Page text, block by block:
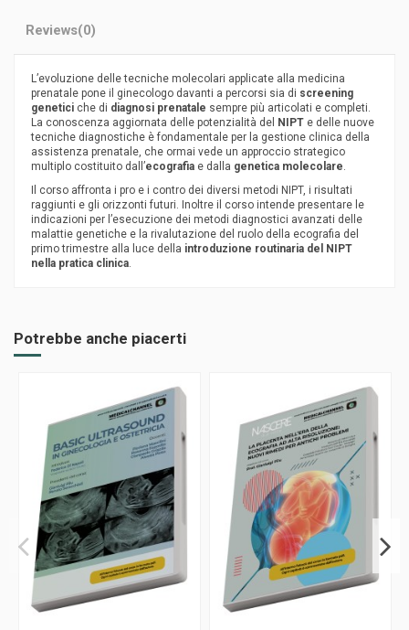
Reviews(0)
L’evoluzione delle tecniche molecolari applicate alla medicina
prenatale pone il ginecologo davanti a percorsi sia di screening
genetici che di diagnosi prenatale sempre più articolati e completi.
La conoscenza aggiornata delle potenzialità del NIPT e delle nuove
tecniche diagnostiche è fondamentale per la gestione clinica della
assistenza prenatale, che ormai vede un approccio strategico
multiplo costituito dall’ecografia e dalla genetica molecolare.
Il corso affronta i pro e i contro dei diversi metodi NIPT, i risultati
raggiunti e gli orizzonti futuri. Inoltre il corso intende presentare le
indicazioni per l’esecuzione dei metodi diagnostici avanzati delle
malattie genetiche e la rivalutazione del ruolo della ecografia del
primo trimestre alla luce della introduzione routinaria del NIPT
nella pratica clinica.
Potrebbe anche piacerti